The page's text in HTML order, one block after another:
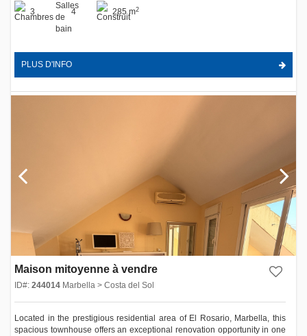
3 4 285 m2
PLUS D'INFO
Maison mitoyenne à vendre
ID#: 244014 Marbella > Costa del Sol
Located in the prestigious residential area of ​​El Rosario, Marbella, this
spacious townhouse offers an exceptional renovation opportunity in one